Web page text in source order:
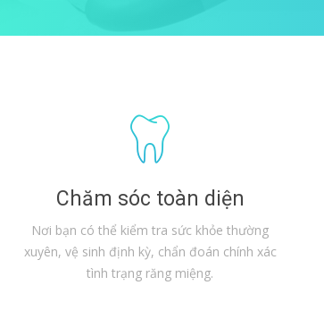
Chăm sóc toàn diện
Nơi bạn có thể kiểm tra sức khỏe thường
xuyên, vệ sinh định kỳ, chẩn đoán chính xác
tình trạng răng miệng.